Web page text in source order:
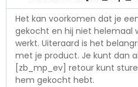
Het kan voorkomen dat je
gekocht en hij niet helemaal
werkt. Uiteraard is het
met je product. Je kunt dan
[zb_mp_ev] retour kunt
hem gekocht hebt.